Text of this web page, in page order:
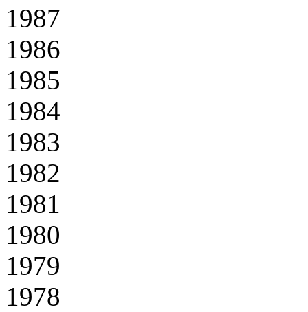
1987
1986
1985
1984
1983
1982
1981
1980
1979
1978